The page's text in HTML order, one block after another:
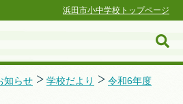
浜田市小中学校トップページ
知らせ 学校だより
令和6年度